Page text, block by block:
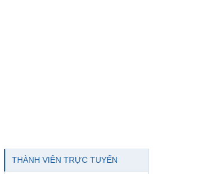
THÀNH VIÊN TRỰC TUYẾN